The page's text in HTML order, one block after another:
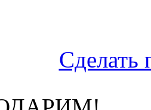
Сделать